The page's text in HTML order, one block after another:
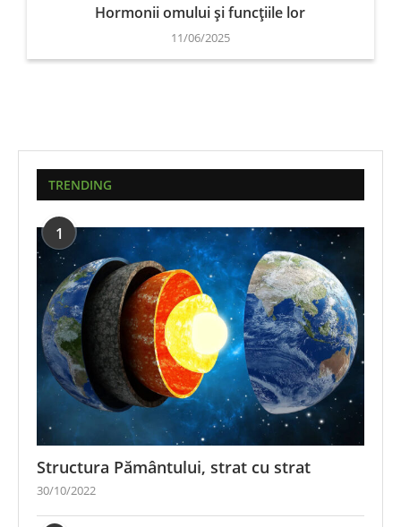
Hormonii omului și funcțiile lor
11/06/2025
TRENDING
1
Structura Pământului, strat cu strat
30/10/2022